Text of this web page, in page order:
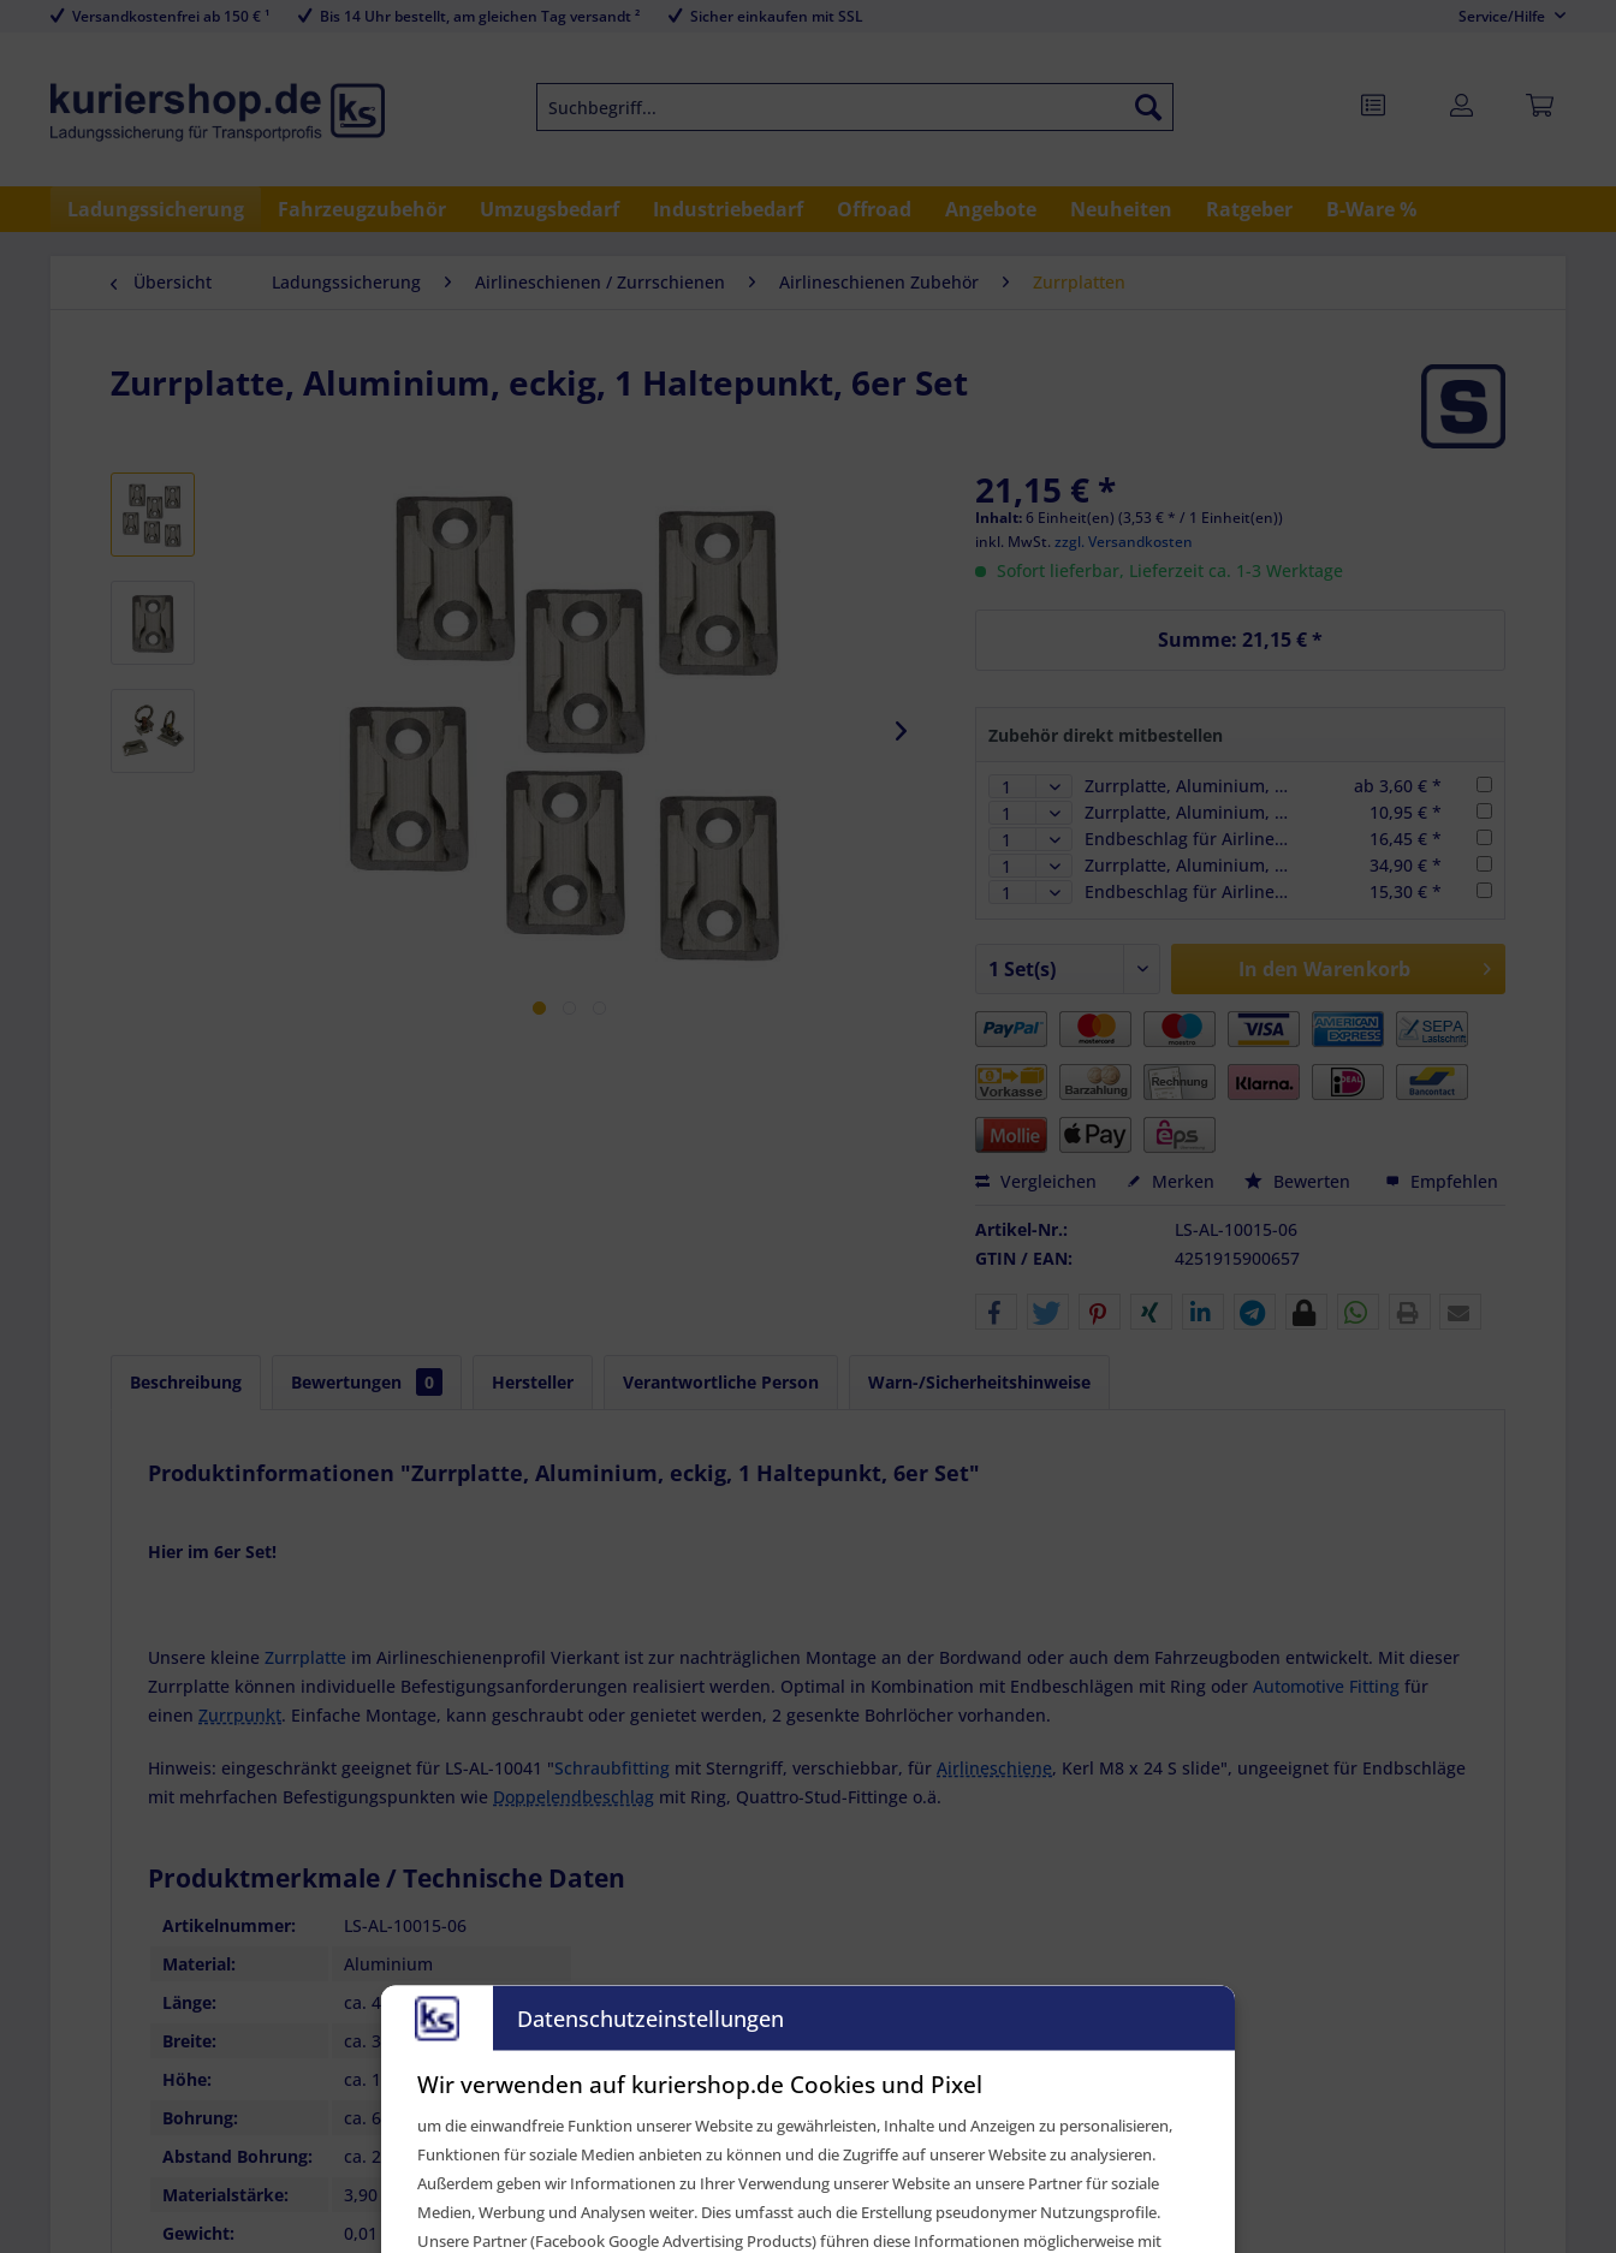
Versandkostenfrei ab 150 € ¹ Bis 14 Uhr bestellt, am gleichen Tag versandt ² Sicher einkaufen mit SSL Service/Hilfe
Ladungssicherung Fahrzeugzubehör Umzugsbedarf Industriebedarf Offroad Angebote Neuheiten Ratgeber B-Ware %
Übersicht Ladungssicherung Airlineschienen / Zurrschienen Airlineschienen Zubehör Zurrplatten
Zurrplatte, Aluminium, eckig, 1 Haltepunkt, 6er Set
21,15 € *
Inhalt:6 Einheit(en) (3,53 € * / 1 Einheit(en))
inkl. MwSt.zzgl. Versandkosten
Sofort lieferbar, Lieferzeit ca. 1-3 Werktage
Summe:21,15 €*
Zubehör direkt mitbestellen
Zurrplatte, Aluminium, eckig, 1 Haltepunkt
ab 3,60 € *
Zurrplatte, Aluminium, eckig, 1 Haltepunkt, 4er Set
10,95 € *
Endbeschlag für Airlineschienen, Halterung blau, LC 500 daN, 6er Set
16,45 € *
Zurrplatte, Aluminium, eckig, 1 Haltepunkt, 10er Set
34,90 € *
Endbeschlag für Airlineschienen, Halterung grau, LC 450 daN, 6er Set
15,30 € *
In den Warenkorb
Vergleichen Merken Bewerten Empfehlen
Artikel-Nr.:
LS-AL-10015-06
GTIN / EAN:
4251915900657
Beschreibung Bewertungen 0 Hersteller Verantwortliche Person Warn-/Sicherheitshinweise
Produktinformationen "Zurrplatte, Aluminium, eckig, 1 Haltepunkt, 6er Set"
Hier im 6er Set!
Unsere kleine Zurrplatte im Airlineschienenprofil Vierkant ist zur nachträglichen Montage an der Bordwand oder auch dem Fahrzeugboden entwickelt. Mit dieser
Zurrplatte können individuelle Befestigungsanforderungen realisiert werden. Optimal in Kombination mit Endbeschlägen mit Ring oder Automotive Fitting für
einen Zurrpunkt. Einfache Montage, kann geschraubt oder genietet werden, 2 gesenkte Bohrlöcher vorhanden.
Hinweis: eingeschränkt geeignet für LS-AL-10041 "Schraubfitting mit Sterngriff, verschiebbar, für Airlineschiene, Kerl M8 x 24 S slide", ungeeignet für Endbschläge
mit mehrfachen Befestigungspunkten wie Doppelendbeschlag mit Ring, Quattro-Stud-Fittinge o.ä.
Produktmerkmale / Technische Daten
Artikelnummer:
LS-AL-10015-06
Material:
Aluminium
Länge:
ca. 45,00 mm
Breite:
ca. 30,00 mm
Höhe:
ca. 10,50 mm
Bohrung:
ca. 6,50 mm, gesenkt
Abstand Bohrung:
ca. 25,00 mm
Materialstärke:
3,90 mm (Schienenrücken)
Gewicht:
0,01 kg pro Stück
Datenschutzeinstellungen
Wir verwenden auf kuriershop.de Cookies und Pixel
um die einwandfreie Funktion unserer Website zu gewährleisten, Inhalte und Anzeigen zu personalisieren,
Funktionen für soziale Medien anbieten zu können und die Zugriffe auf unserer Website zu analysieren.
Außerdem geben wir Informationen zu Ihrer Verwendung unserer Website an unsere Partner für soziale
Medien, Werbung und Analysen weiter. Dies umfasst auch die Erstellung pseudonymer Nutzungsprofile.
Unsere Partner (Facebook Google Advertising Products) führen diese Informationen möglicherweise mit